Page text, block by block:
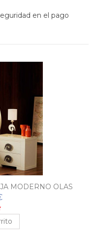
en el pago
MODERNO OLAS